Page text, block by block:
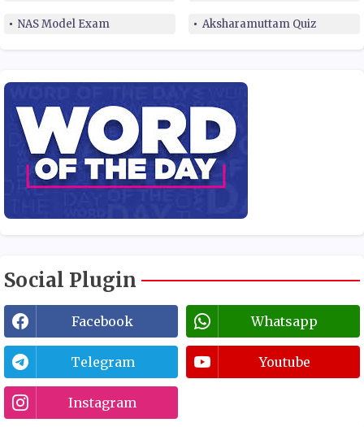
NAS Model Exam Aksharamuttam Quiz
Social Plugin
Facebook Whatsapp
Telegram Youtube
Instagram